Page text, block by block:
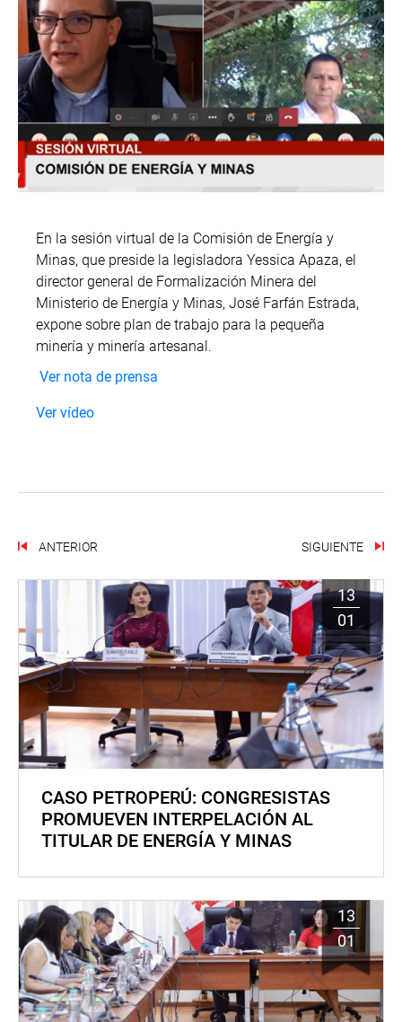
En la sesión virtual de la Comisión de Energía y
Minas, que preside la legisladora Yessica Apaza, el
director general de Formalización Minera del
Ministerio de Energía y Minas, José Farfán Estrada,
expone sobre plan de trabajo para la pequeña
minería y minería artesanal.
Ver nota de prensa
Ver vídeo
ANTERIOR SIGUIENTE
13
01
CASO PETROPERÚ: CONGRESISTAS
PROMUEVEN INTERPELACIÓN AL
TITULAR DE ENERGÍA Y MINAS
13
01